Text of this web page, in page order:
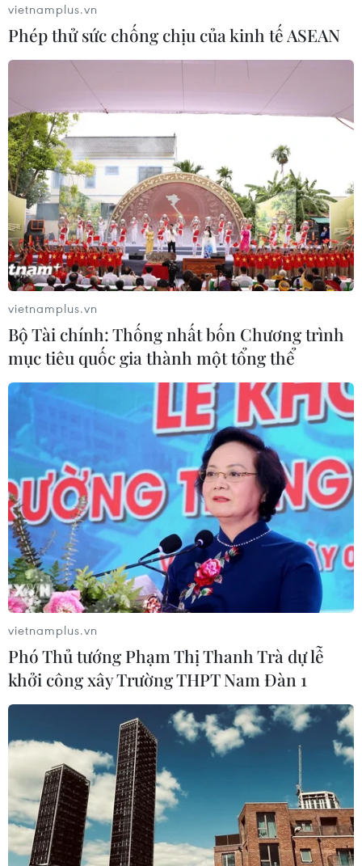
TIN CÙNG CHUYÊN MỤC
Liên hợp quốc kêu gọi chấm dứt tấn
công dân thường trong xung đột
Nga-Ukraine
07/08/2026 04:29
Chính sách nhà ở của nước Anh -
Góc tham chiếu cho Việt Nam
vietnamplus.vn
Phép thử sức chống chịu của kinh tế ASEAN
vietnamplus.vn
Bộ Tài chính: Thống nhất bốn Chương trình
mục tiêu quốc gia thành một tổng thể
vietnamplus.vn
Phó Thủ tướng Phạm Thị Thanh Trà dự lễ
khởi công xây Trường THPT Nam Đàn 1